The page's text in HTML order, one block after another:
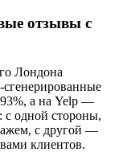
отзывы с
Лондона
сгенерированные
а на Yelp —
с одной стороны,
с другой —
клиентов.